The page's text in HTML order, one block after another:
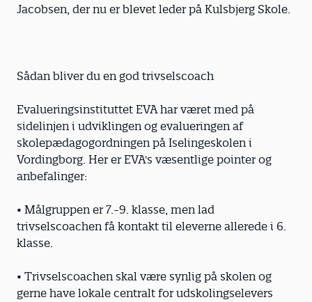
Jacobsen, der nu er blevet leder på Kulsbjerg Skole.
Sådan bliver du en god trivselscoach
Evalueringsinstituttet EVA har været med på
sidelinjen i udviklingen og evalueringen af
skolepædagogordningen på Iselingeskolen i
Vordingborg. Her er EVA's væsentlige pointer og
anbefalinger:
• Målgruppen er 7.-9. klasse, men lad
trivselscoachen få kontakt til eleverne allerede i 6.
klasse.
• Trivselscoachen skal være synlig på skolen og
gerne have lokale centralt for udskolingselevers